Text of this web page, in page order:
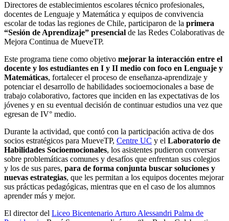
Directores de establecimientos escolares técnico profesionales,
docentes de Lenguaje y Matemática y equipos de convivencia
escolar de todas las regiones de Chile, participaron de la primera
“Sesión de Aprendizaje” presencial de las Redes Colaborativas de
Mejora Continua de MueveTP.
Este programa tiene como objetivo mejorar la interacción entre el
docente y los estudiantes en I y II medio con foco en Lenguaje y
Matemáticas, fortalecer el proceso de enseñanza-aprendizaje y
potenciar el desarrollo de habilidades socioemocionales a base de
trabajo colaborativo, factores que inciden en las expectativas de los
jóvenes y en su eventual decisión de continuar estudios una vez que
egresan de IV° medio.
Durante la actividad, que contó con la participación activa de dos
socios estratégicos para MueveTP, Centre UC y el Laboratorio de
Habilidades Socioemocionales, los asistentes pudieron conversar
sobre problemáticas comunes y desafíos que enfrentan sus colegios
y los de sus pares, para de forma conjunta buscar soluciones y
nuevas estrategias, que les permitan a los equipos docentes mejorar
sus prácticas pedagógicas, mientras que en el caso de los alumnos
aprender más y mejor.
El director del Liceo Bicentenario Arturo Alessandri Palma de